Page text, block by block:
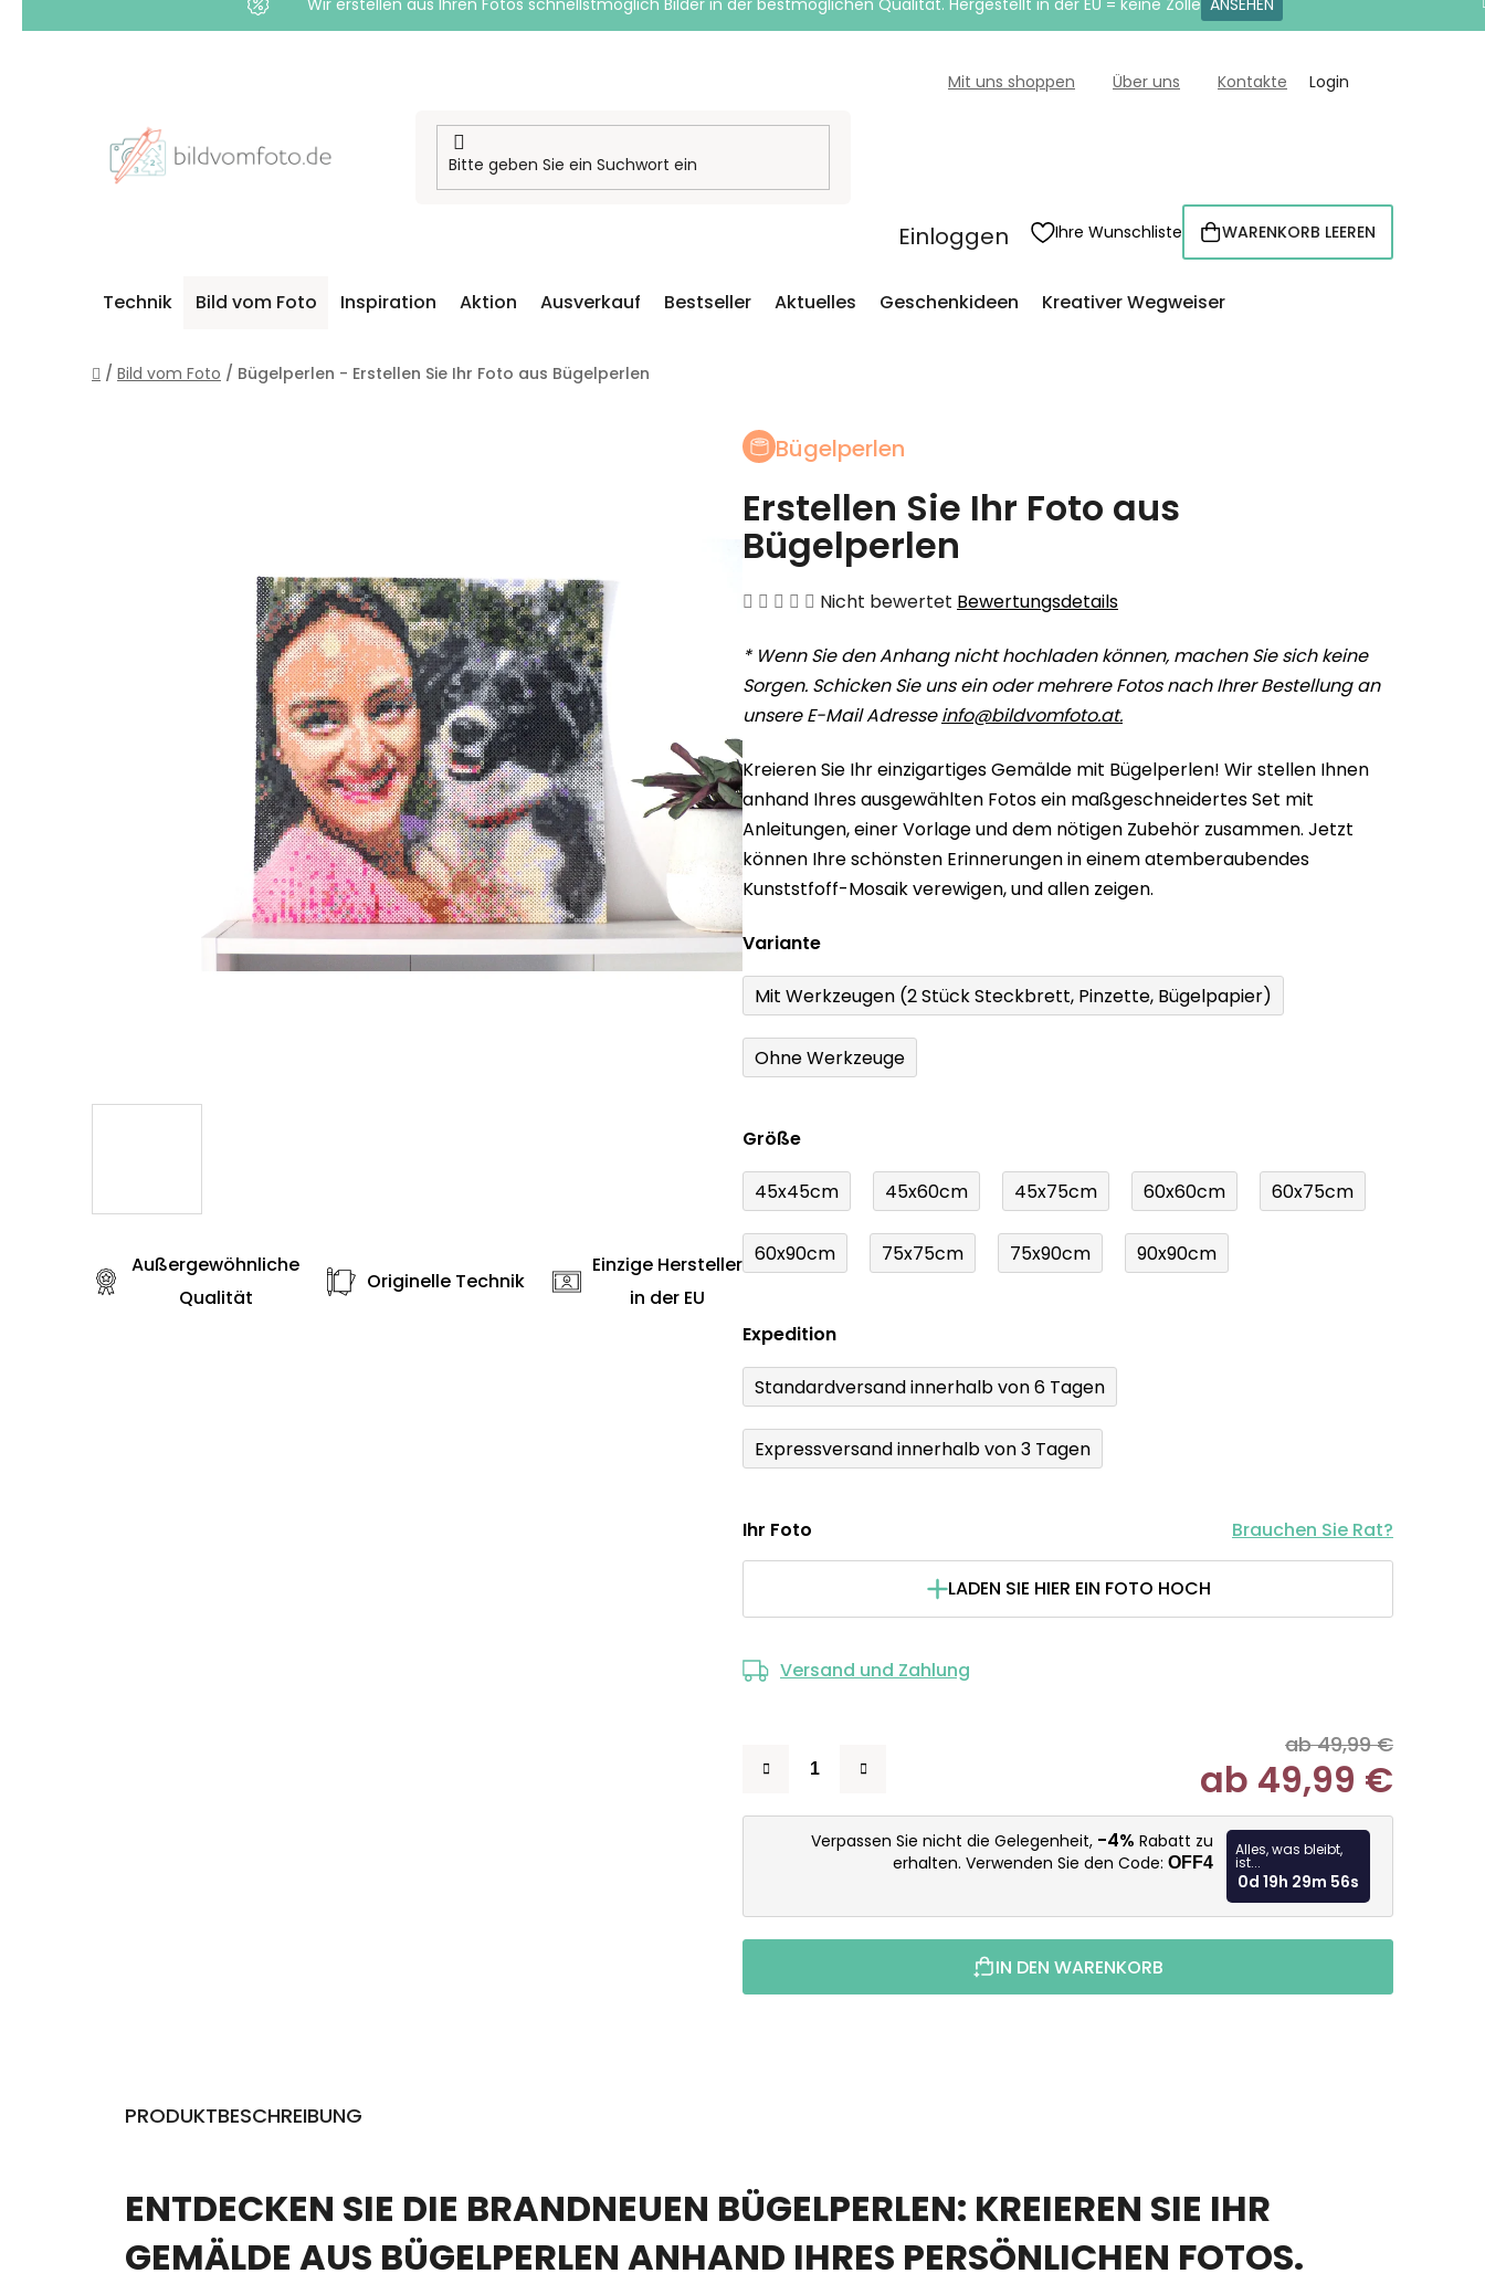
Wir erstellen aus Ihren Fotos schnellstmöglich Bilder in der bestmöglichen Qualität. Hergestellt in der EU = keine Zölle ANSEHEN
Mit uns shoppen Über uns Kontakte Login
Einloggen Ihre Wunschliste WARENKORB
WARENKORB LEEREN
Technik Bild vom Foto Inspiration Aktion Ausverkauf Bestseller Aktuelles Geschenkideen Kreativer Wegweiser
Startseite
/ Bild vom Foto / Bügelperlen - Erstellen Sie Ihr Foto aus Bügelperlen
Bügelperlen
Erstellen Sie Ihr Foto aus
Bügelperlen
Die
Produktbewertung
ist
0,0
5
Sternen.
Nicht bewertet Bewertungsdetails
* Wenn Sie den Anhang nicht hochladen können, machen Sie sich keine
Sorgen. Schicken Sie uns ein oder mehrere Fotos nach Ihrer Bestellung an
unsere E-Mail Adresseinfo@bildvomfoto.at.
Kreieren Sie Ihr einzigartiges Gemälde mit Bügelperlen! Wir stellen Ihnen
anhand Ihres ausgewählten Fotos ein maßgeschneidertes Set mit
Anleitungen, einer Vorlage und dem nötigen Zubehör zusammen. Jetzt
können Ihre schönsten Erinnerungen in einem atemberaubendes
Kunststfoff-Mosaik verewigen, und allen zeigen.
Variante
Mit Werkzeugen (2 Stück Steckbrett, Pinzette, Bügelpapier)
Ohne Werkzeuge
Größe
45x45cm 45x60cm 45x75cm 60x60cm 60x75cm
60x90cm 75x75cm 75x90cm 90x90cm
Expedition
Standardversand innerhalb von 6 Tagen
Expressversand innerhalb von 3 Tagen
Ihr Foto Brauchen Sie Rat?
LADEN SIE HIER EIN FOTO HOCH
Versand und Zahlung
ab 49,99 €
ab 49,99 €
Verpassen Sie nicht die Gelegenheit, -4% Rabatt zu
erhalten. Verwenden Sie den Code: OFF4
Alles, was bleibt,
ist...
0d 19h 29m 54s
IN DEN WARENKORB
Außergewöhnliche
Qualität
Originelle Technik
Einzige Hersteller
in der EU
PRODUKTBESCHREIBUNG
ENTDECKEN SIE DIE BRANDNEUEN BÜGELPERLEN: KREIEREN SIE IHR
GEMÄLDE AUS BÜGELPERLEN ANHAND IHRES PERSÖNLICHEN FOTOS.